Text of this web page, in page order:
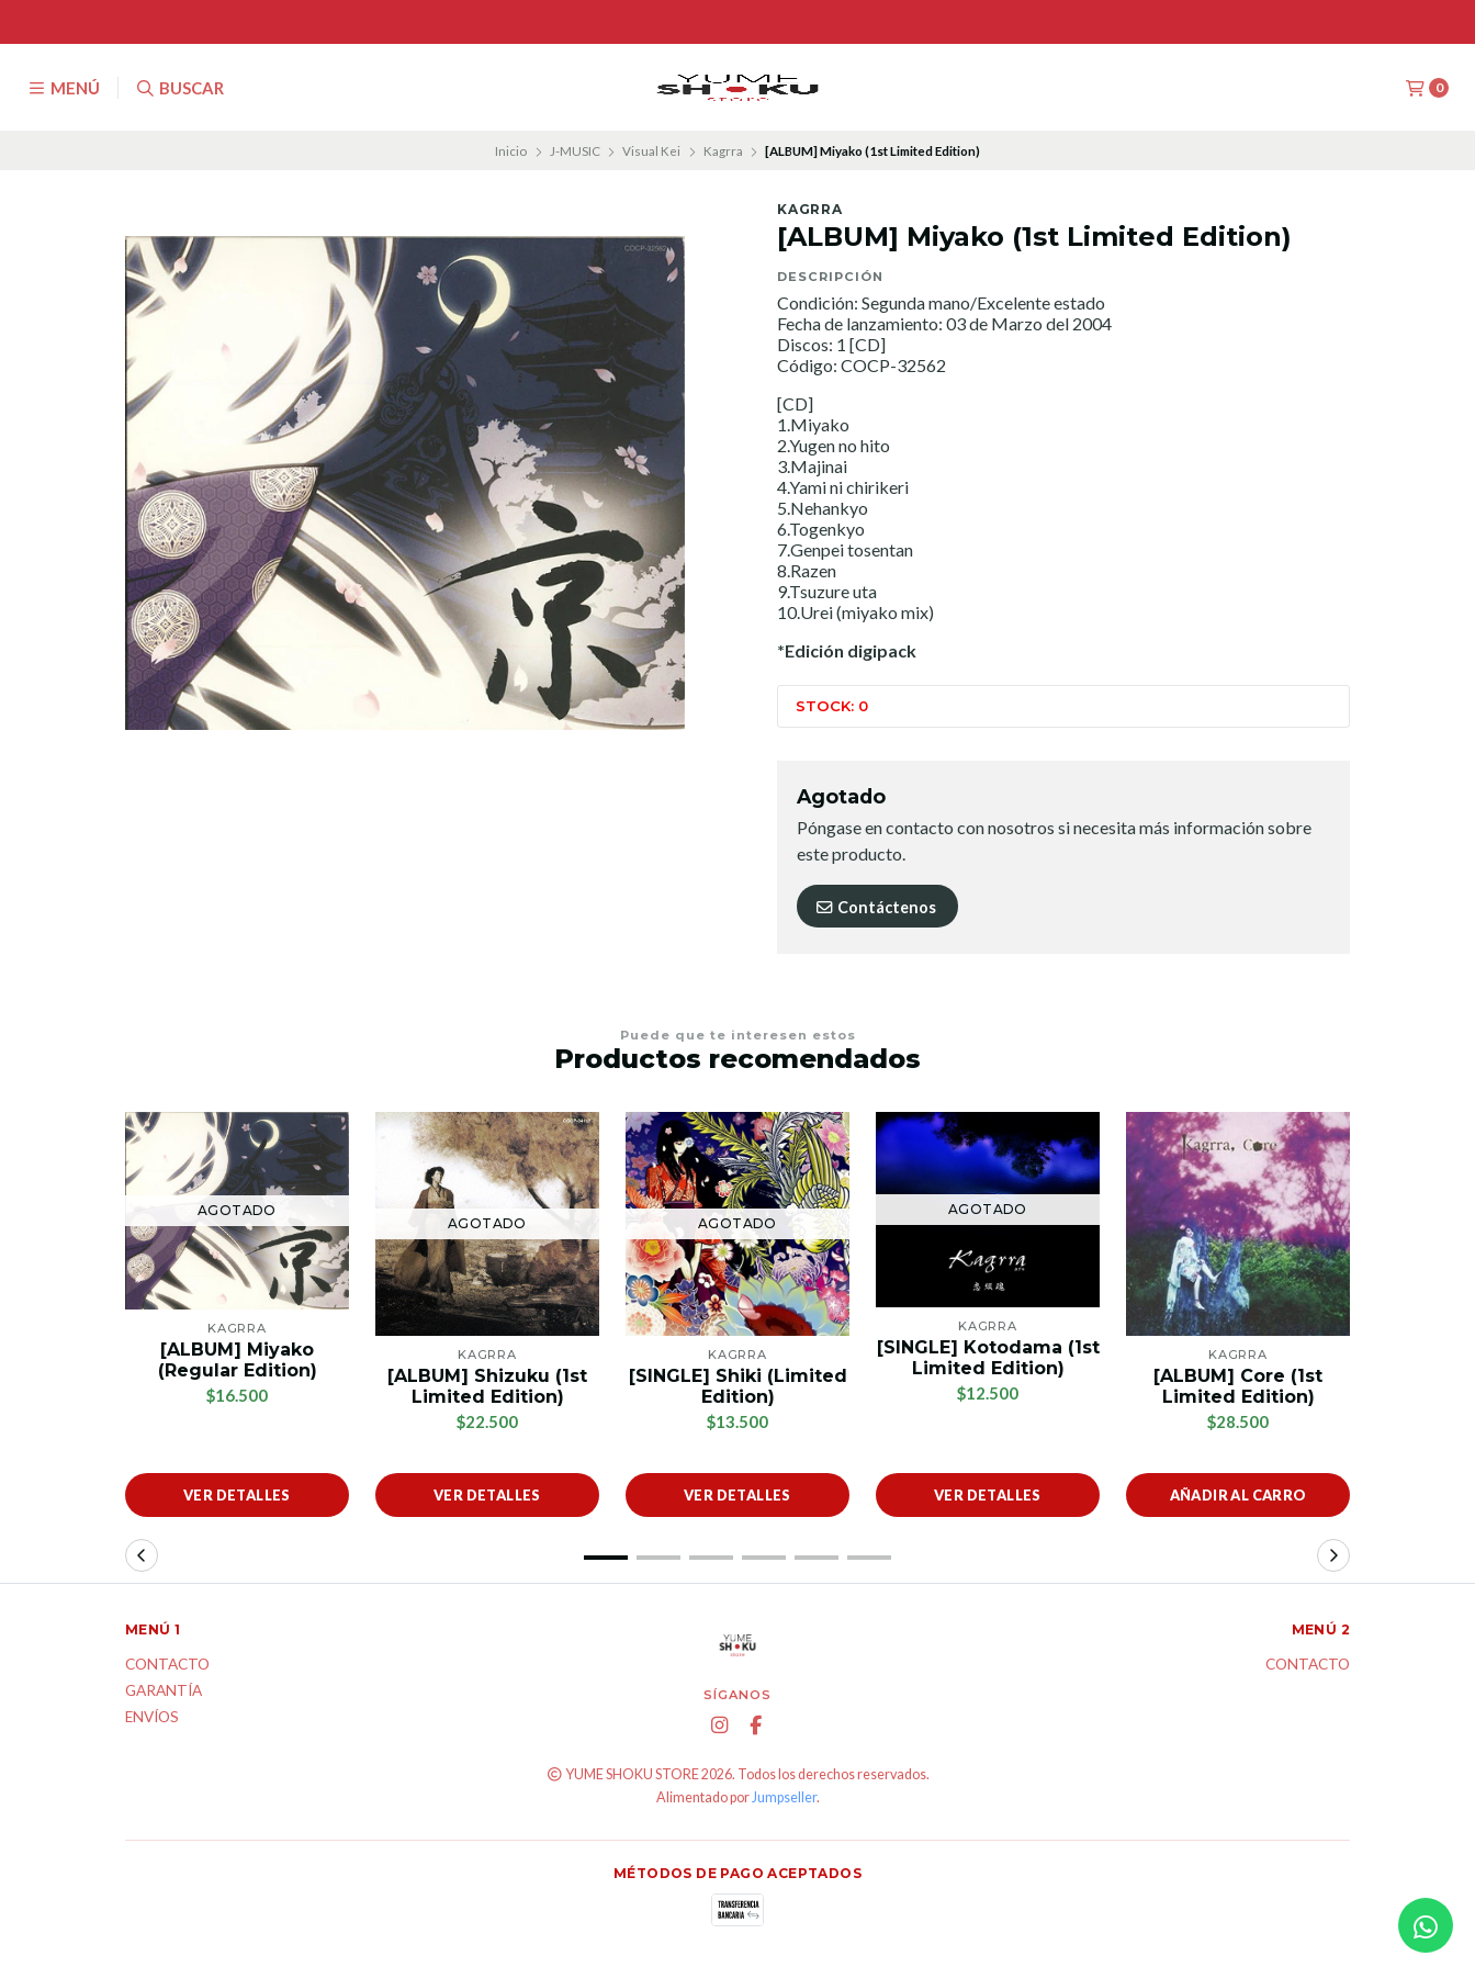
MENÚ BUSCAR 0
Inicio J-MUSIC Visual Kei Kagrra [ALBUM] Miyako (1st Limited Edition)
KAGRRA
[ALBUM] Miyako (1st Limited Edition)
DESCRIPCIÓN
Condición: Segunda mano/Excelente estado
Fecha de lanzamiento: 03 de Marzo del 2004
Discos: 1 [CD]
Código: COCP-32562
[CD]
1.Miyako
2.Yugen no hito
3.Majinai
4.Yami ni chirikeri
5.Nehankyo
6.Togenkyo
7.Genpei tosentan
8.Razen
9.Tsuzure uta
10.Urei (miyako mix)
*Edición digipack
STOCK: 0
Agotado
Póngase en contacto con nosotros si necesita más información sobre
este producto.
Contáctenos
Puede que te interesen estos
Productos recomendados
AGOTADO
KAGRRA
[ALBUM] Miyako
(Regular Edition)
$16.500
VER DETALLES
AGOTADO
KAGRRA
[ALBUM] Shizuku (1st
Limited Edition)
$22.500
VER DETALLES
AGOTADO
KAGRRA
[SINGLE] Shiki (Limited
Edition)
$13.500
VER DETALLES
AGOTADO
KAGRRA
[SINGLE] Kotodama (1st
Limited Edition)
$12.500
VER DETALLES
KAGRRA
[ALBUM] Core (1st
Limited Edition)
$28.500
AÑADIR AL CARRO
SÍGANOS
YUME SHOKU STORE 2026. Todos los derechos reservados.
Alimentado por Jumpseller.
MENÚ 1
CONTACTO
GARANTÍA
ENVÍOS
MENÚ 2
CONTACTO
MÉTODOS DE PAGO ACEPTADOS